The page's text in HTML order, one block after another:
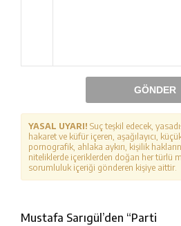
GÖNDER
YASAL UYARI! Suç teşkil edecek,
hakaret ve küfür içeren, aşağılayıcı,
pornografik, ahlaka aykırı, kişilik
niteliklerde içeriklerden doğan her türlü
sorumluluk içeriği gönderen kişiye aittir.
Mustafa Sarıgül’den “Parti